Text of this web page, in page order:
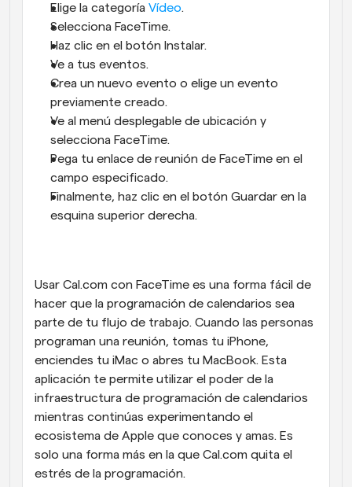
Elige la categoría Vídeo.
Selecciona FaceTime.
Haz clic en el botón Instalar.
Ve a tus eventos.
Crea un nuevo evento o elige un evento
previamente creado.
Ve al menú desplegable de ubicación y
selecciona FaceTime.
Pega tu enlace de reunión de FaceTime en el
campo especificado.
Finalmente, haz clic en el botón Guardar en la
esquina superior derecha.
Usar Cal.com con FaceTime es una forma fácil de
hacer que la programación de calendarios sea
parte de tu flujo de trabajo. Cuando las personas
programan una reunión, tomas tu iPhone,
enciendes tu iMac o abres tu MacBook. Esta
aplicación te permite utilizar el poder de la
infraestructura de programación de calendarios
mientras continúas experimentando el
ecosistema de Apple que conoces y amas. Es
solo una forma más en la que Cal.com quita el
estrés de la programación.